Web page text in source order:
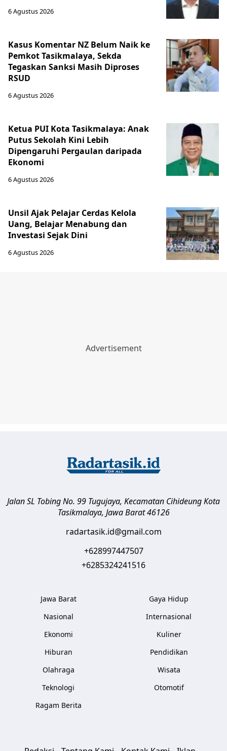
6 Agustus 2026
Kasus Komentar NZ Belum Naik ke
Pemkot Tasikmalaya, Sekda
Tegaskan Sanksi Masih Diproses
RSUD
6 Agustus 2026
Ketua PUI Kota Tasikmalaya: Anak
Putus Sekolah Kini Lebih
Dipengaruhi Pergaulan daripada
Ekonomi
6 Agustus 2026
Unsil Ajak Pelajar Cerdas Kelola
Uang, Belajar Menabung dan
Investasi Sejak Dini
6 Agustus 2026
Jalan SL Tobing No. 99 Tugujaya, Kecamatan CihideungKota
Tasikmalaya, Jawa Barat 46126
radartasik.id@gmail.com
+628997447507
+6285324241516
Jawa Barat
Nasional
Ekonomi
Hiburan
Olahraga
Teknologi
Ragam Berita
Gaya Hidup
Internasional
Kuliner
Pendidikan
Wisata
Otomotif